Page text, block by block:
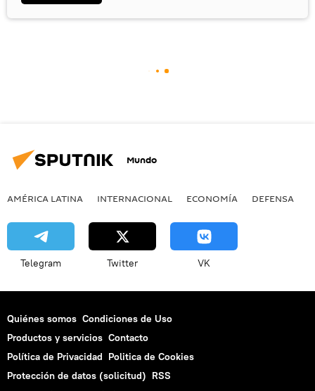
Mundo
AMÉRICA LATINA INTERNACIONAL ECONOMÍA DEFENSA
Telegram Twitter VK
Quiénes somos Condiciones de Uso
Productos y servicios Contacto
Política de Privacidad Politica de Cookies
Protección de datos (solicitud) RSS